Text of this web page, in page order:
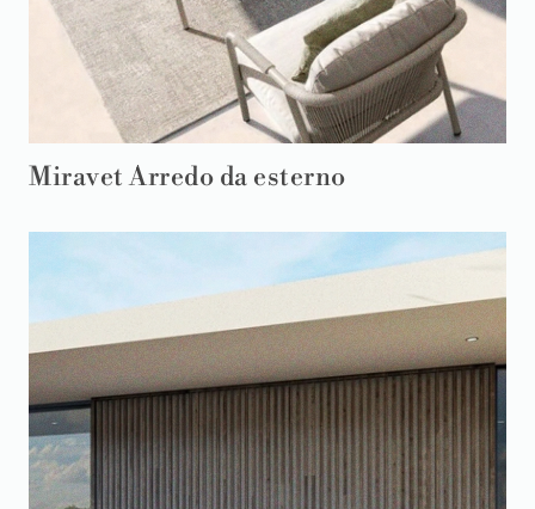
Miravet Arredo da esterno